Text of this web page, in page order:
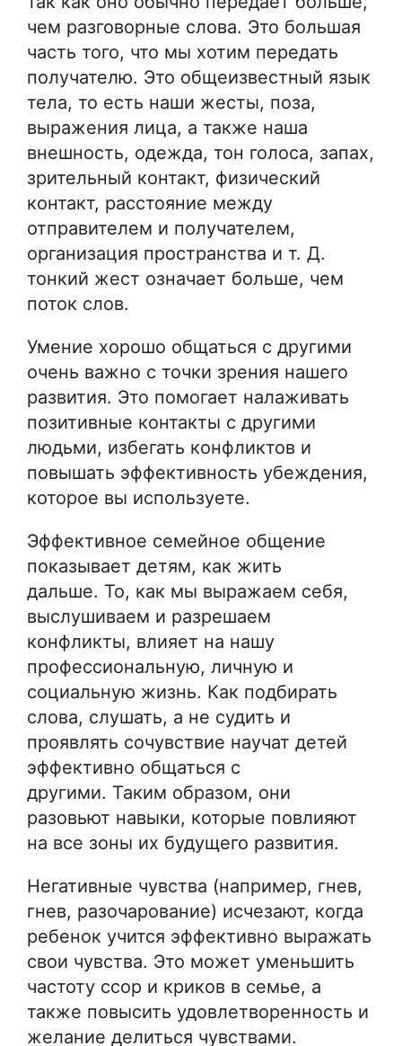
чем разговорные слова. Это большая
часть того, что мы хотим передать
получателю. Это общеизвестный язык
тела, то есть наши жесты, поза,
выражения лица, а также наша
внешность, одежда, тон голоса, запах,
зрительный контакт, физический
контакт, расстояние между
отправителем и получателем,
организация пространства и т. Д.
тонкий жест означает больше, чем
поток слов.
Умение хорошо общаться с другими
очень важно с точки зрения нашего
развития. Это помогает налаживать
позитивные контакты с другими
людьми, избегать конфликтов и
повышать эффективность убеждения,
которое вы используете.
Эффективное семейное общение
показывает детям, как жить
дальше. То, как мы выражаем себя,
выслушиваем и разрешаем
конфликты, влияет на нашу
профессиональную, личную и
социальную жизнь. Как подбирать
слова, слушать, а не судить и
проявлять сочувствие научат детей
эффективно общаться с
другими. Таким образом, они
разовьют навыки, которые повлияют
на все зоны их будущего развития.
Негативные чувства (например, гнев,
гнев, разочарование) исчезают, когда
ребенок учится эффективно выражать
свои чувства. Это может уменьшить
частоту ссор и криков в семье, а
также повысить удовлетворенность и
желание делиться чувствами.